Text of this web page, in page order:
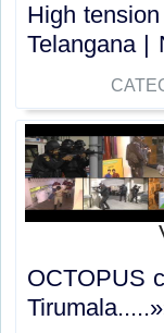
High
Telangana |
OCTOPUS